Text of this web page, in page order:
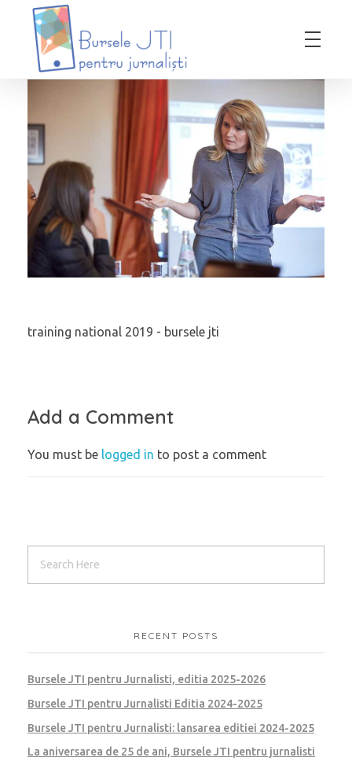
Bursele JTI pentru Jurnalisti
training national 2019 - bursele jti
Add a Comment
You must be logged in to post a comment
RECENT POSTS
Bursele JTI pentru Jurnalisti, editia 2025-2026
Bursele JTI pentru Jurnalisti Editia 2024-2025
Bursele JTI pentru Jurnalisti: lansarea editiei 2024-2025
La aniversarea de 25 de ani, Bursele JTI pentru jurnalisti